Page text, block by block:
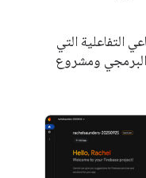
التفاعلية التي
البرمجي ومشروع